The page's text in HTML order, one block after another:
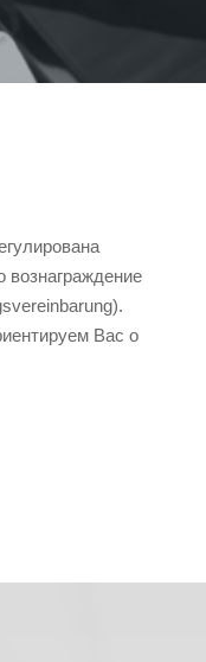
вознаграждение
Вас о